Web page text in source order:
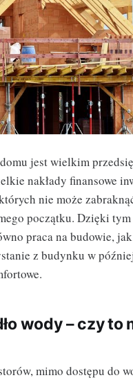
jest wielkim
nakłady finansowe
nie może
początku. Dzięki tym
praca na budowie,
z budynku w
wody – czy to
mimo dostępu do